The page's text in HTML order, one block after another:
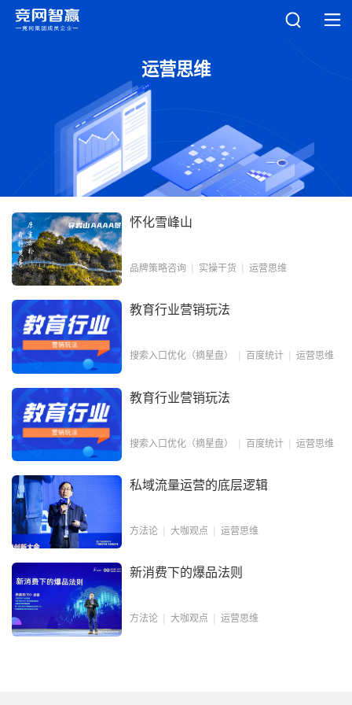
运营思维
怀化雪峰山
品牌策略咨询 实操干货 运营思维
教育行业营销玩法
搜索入口优化（摘星盘） 百度统计 运营思维
教育行业营销玩法
搜索入口优化（摘星盘） 百度统计 运营思维
私域流量运营的底层逻辑
方法论 大咖观点 运营思维
新消费下的爆品法则
方法论 大咖观点 运营思维